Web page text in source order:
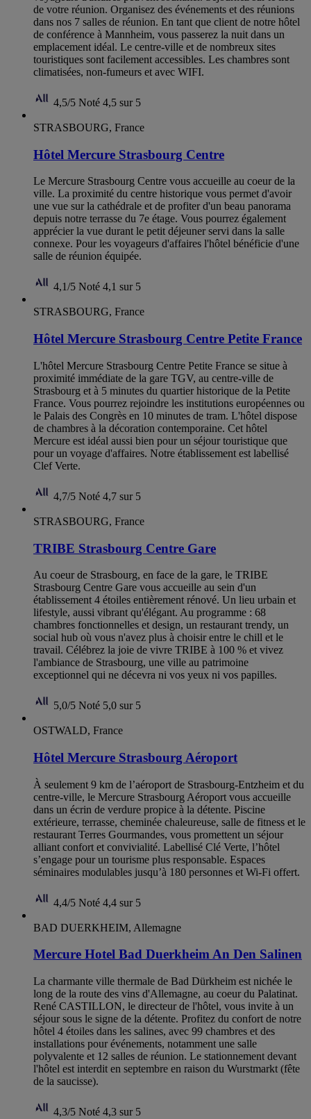
de votre réunion. Organisez des événements et des réunions
dans nos 7 salles de réunion. En tant que client de notre hôtel
de conférence à Mannheim, vous passerez la nuit dans un
emplacement idéal. Le centre-ville et de nombreux sites
touristiques sont facilement accessibles. Les chambres sont
climatisées, non-fumeurs et avec WIFI.
4,5/5 Noté 4,5 sur 5
STRASBOURG, France
Hôtel Mercure Strasbourg Centre
Le Mercure Strasbourg Centre vous accueille au coeur de la
ville. La proximité du centre historique vous permet d'avoir
une vue sur la cathédrale et de profiter d'un beau panorama
depuis notre terrasse du 7e étage. Vous pourrez également
apprécier la vue durant le petit déjeuner servi dans la salle
connexe. Pour les voyageurs d'affaires l'hôtel bénéficie d'une
salle de réunion équipée.
4,1/5 Noté 4,1 sur 5
STRASBOURG, France
Hôtel Mercure Strasbourg Centre Petite France
L'hôtel Mercure Strasbourg Centre Petite France se situe à
proximité immédiate de la gare TGV, au centre-ville de
Strasbourg et à 5 minutes du quartier historique de la Petite
France. Vous pourrez rejoindre les institutions européennes ou
le Palais des Congrès en 10 minutes de tram. L'hôtel dispose
de chambres à la décoration contemporaine. Cet hôtel
Mercure est idéal aussi bien pour un séjour touristique que
pour un voyage d'affaires. Notre établissement est labellisé
Clef Verte.
4,7/5 Noté 4,7 sur 5
STRASBOURG, France
TRIBE Strasbourg Centre Gare
Au coeur de Strasbourg, en face de la gare, le TRIBE
Strasbourg Centre Gare vous accueille au sein d'un
établissement 4 étoiles entièrement rénové. Un lieu urbain et
lifestyle, aussi vibrant qu'élégant. Au programme : 68
chambres fonctionnelles et design, un restaurant trendy, un
social hub où vous n'avez plus à choisir entre le chill et le
travail. Célébrez la joie de vivre TRIBE à 100 % et vivez
l'ambiance de Strasbourg, une ville au patrimoine
exceptionnel qui ne décevra ni vos yeux ni vos papilles.
5,0/5 Noté 5,0 sur 5
OSTWALD, France
Hôtel Mercure Strasbourg Aéroport
À seulement 9 km de l’aéroport de Strasbourg-Entzheim et du
centre-ville, le Mercure Strasbourg Aéroport vous accueille
dans un écrin de verdure propice à la détente. Piscine
extérieure, terrasse, cheminée chaleureuse, salle de fitness et le
restaurant Terres Gourmandes, vous promettent un séjour
alliant confort et convivialité. Labellisé Clé Verte, l’hôtel
s’engage pour un tourisme plus responsable. Espaces
séminaires modulables jusqu’à 180 personnes et Wi-Fi offert.
4,4/5 Noté 4,4 sur 5
BAD DUERKHEIM, Allemagne
Mercure Hotel Bad Duerkheim An Den Salinen
La charmante ville thermale de Bad Dürkheim est nichée le
long de la route des vins d'Allemagne, au coeur du Palatinat.
René CASTILLON, le directeur de l'hôtel, vous invite à un
séjour sous le signe de la détente. Profitez du confort de notre
hôtel 4 étoiles dans les salines, avec 99 chambres et des
installations pour événements, notamment une salle
polyvalente et 12 salles de réunion. Le stationnement devant
l'hôtel est interdit en septembre en raison du Wurstmarkt (fête
de la saucisse).
4,3/5 Noté 4,3 sur 5